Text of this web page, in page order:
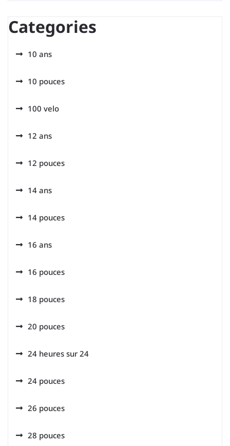
Categories
10 ans
10 pouces
100 velo
12 ans
12 pouces
14 ans
14 pouces
16 ans
16 pouces
18 pouces
20 pouces
24 heures sur 24
24 pouces
26 pouces
28 pouces